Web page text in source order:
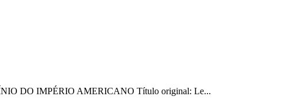
DO IMPÉRIO AMERICANO Título original: Le...